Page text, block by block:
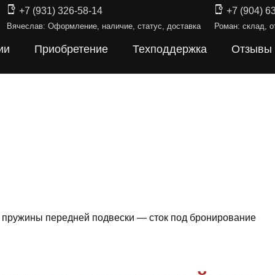
+7 (931) 326-58-14
Вячеслав: Оформление, наличие, статус, доставка
+7 (904)
Роман: склад,
Приобретение Техподдержка Отзывы
передней подвески — сток под бронирование